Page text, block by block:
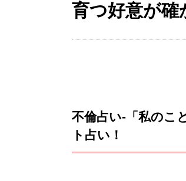
育つ好意が確
不倫占い-「私のこ
ト占い！